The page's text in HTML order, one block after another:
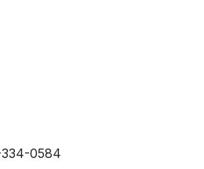
334-0584